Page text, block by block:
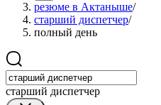
резюме в Актаныше/
старший диспетчер/
полный день
старший диспетчер